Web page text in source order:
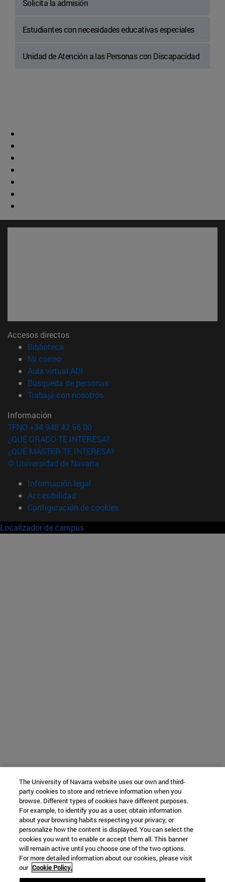
Solicita la admisión
Estudiantes con necesidades educativas especiales
Unidad de Atención a las Personas con Discapacidad
Accesos directos
Biblioteca
Mi correo(abre en nueva ventana)
Aula virtual ADI
Búsqueda de personas(abre en nueva ventana)
Trabaja con nosotros(abre en nueva ventana)
Información
TFNO +34 948 42 56 00
¿QUÉ GRADO TE INTERESA?
¿QUÉ MÁSTER TE INTERESA?
© Universidad de Navarra
Información legal
Accesibilidad
Configuración de cookies
Localizador de campus
The University of Navarra website uses our own and third-
party cookies to store and retrieve information when you
browse. Different types of cookies have different purposes.
For example, to identify you as a user, obtain information
about your browsing habits respecting your privacy, or
personalize how the content is displayed. You can select the
cookies you want to enable or accept them all. This banner
will remain active until you choose one of the two options.
For more detailed information about our cookies, please visit
our Cookie Policy.